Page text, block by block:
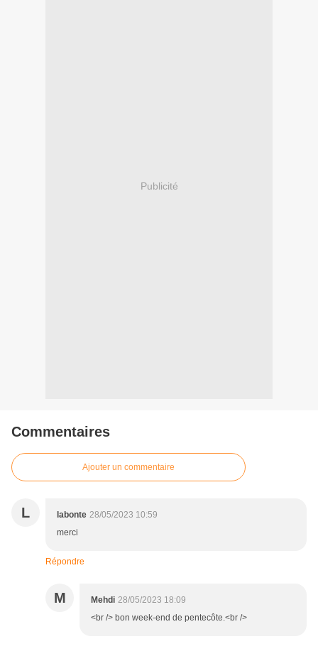
Publicité
Commentaires
Ajouter un commentaire
L labonte 28/05/2023 10:59
merci
Répondre
M Mehdi 28/05/2023 18:09
<br /> bon week-end de pentecôte.<br />